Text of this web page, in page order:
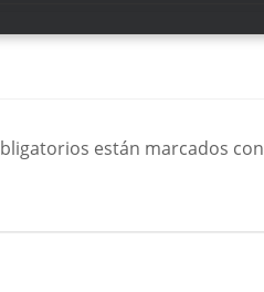
están marcados con